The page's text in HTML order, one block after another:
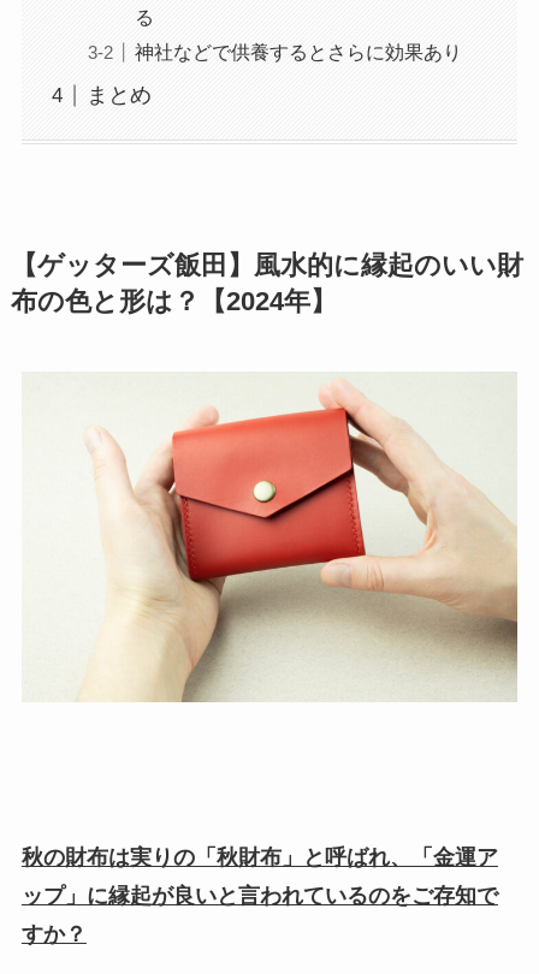
る
神社などで供養するとさらに効果あり
まとめ
【ゲッターズ飯田】風水的に縁起のいい財
布の色と形は？【2024年】
秋の財布は実りの「秋財布」と呼ばれ、「金運ア
ップ」に縁起が良いと言われているのをご存知で
すか？